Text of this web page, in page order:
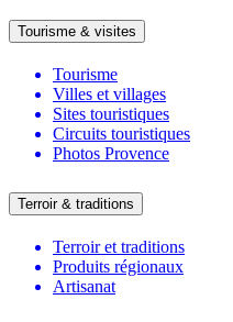
Tourisme & visites
Tourisme
Villes et villages
Sites touristiques
Circuits touristiques
Photos Provence
Terroir & traditions
Terroir et traditions
Produits régionaux
Artisanat